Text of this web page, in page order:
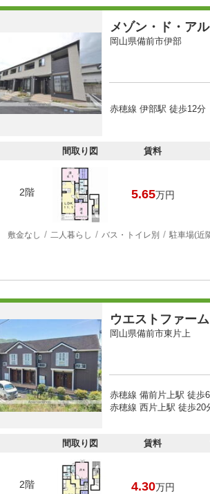
メゾン・ド・ア
岡山県備前市伊部
赤穂線 伊部駅 徒歩12分
間取り図 賃料
2階 5.65万円
敷金なし 二人暮らし バス・トイレ別 駐車場(近
ウエストファー
岡山県備前市東片上
赤穂線 備前片上駅 徒歩
赤穂線 西片上駅 徒歩20
間取り図 賃料
2階 4.30万円